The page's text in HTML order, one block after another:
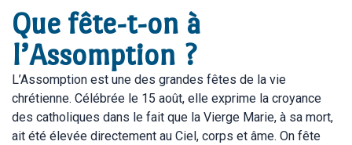
Que fête-t-on à
l’Assomption ?
L’Assomption est une des grandes fêtes de la vie
chrétienne. Célébrée le 15 août, elle exprime la croyance
des catholiques dans le fait que la Vierge Marie, à sa mort,
ait été élevée directement au Ciel, corps et âme. On fête